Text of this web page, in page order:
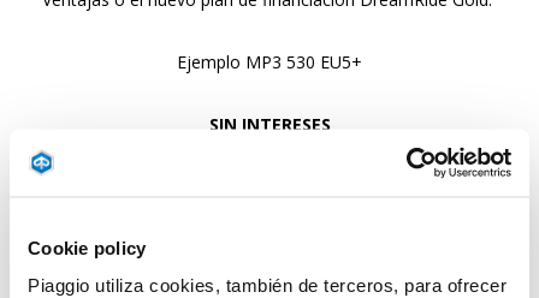
Cookie policy
Piaggio utiliza cookies, también de terceros, para ofrecer
Ejemplo MP3 530 EU5+
SIN INTERESES